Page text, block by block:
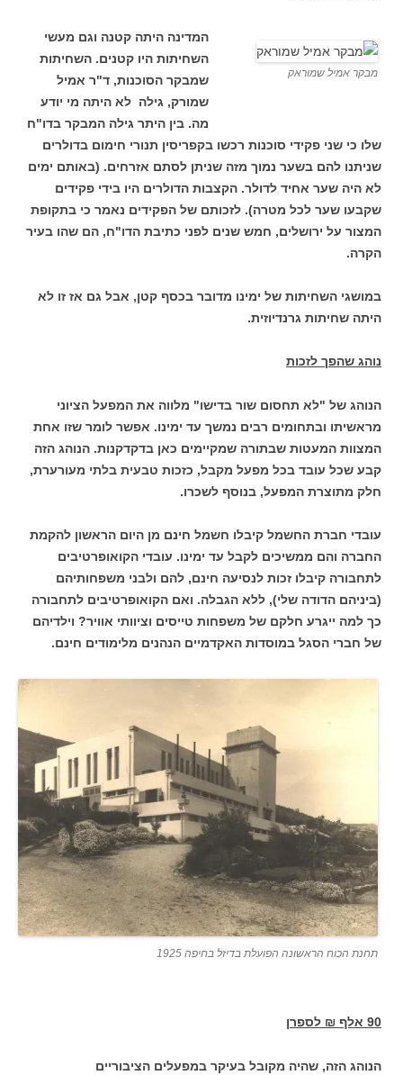
מבקר אמיל שמוראק
המדינה היתה קטנה וגם מעשי
השחיתות היו קטנים. השחיתות
שמבקר הסוכנות, ד"ר אמיל
שמורק, גילה לא היתה מי יודע
מה. בין היתר גילה המבקר בדו"ח
שלו כי שני פקידי סוכנות רכשו בקפריסין תנורי חימום בדולרים
שניתנו להם בשער נמוך מזה שניתן לסתם אזרחים. (באותם ימים
לא היה שער אחיד לדולר. הקצבות הדולרים היו בידי פקידים
שקבעו שער לכל מטרה). לזכותם של הפקידים נאמר כי בתקופת
המצור על ירושלים, חמש שנים לפני כתיבת הדו"ח, הם שהו בעיר
הקרה.
במושגי השחיתות של ימינו מדובר בכסף קטן, אבל גם אז זו לא
היתה שחיתות גרנדיוזית.
נוהג שהפך לזכות
הנוהג של "לא תחסום שור בדישו" מלווה את המפעל הציוני
מראשיתו ובתחומים רבים נמשך עד ימינו. אפשר לומר שזו אחת
המצוות המעטות שבתורה שמקיימים כאן בדקדקנות. הנוהג הזה
קבע שכל עובד בכל מפעל מקבל, כזכות טבעית בלתי מעורערת,
חלק מתוצרת המפעל, בנוסף לשכרו.
עובדי חברת החשמל קיבלו חשמל חינם מן היום הראשון להקמת
החברה והם ממשיכים לקבל עד ימינו. עובדי הקואופרטיבים
לתחבורה קיבלו זכות לנסיעה חינם, להם ולבני משפחותיהם
(ביניהם הדודה שלי), ללא הגבלה. ואם הקואופרטיבים לתחבורה
כך למה ייגרע חלקם של משפחות טייסים וציוותי אוויר? וילדיהם
של חברי הסגל במוסדות האקדמיים הנהנים מלימודים חינם.
תחנת הכוח הראשונה הפועלת בדיזל בחיפה 1925
90 אלף ₪ לספרן
הנוהג הזה, שהיה מקובל בעיקר במפעלים הציבוריים